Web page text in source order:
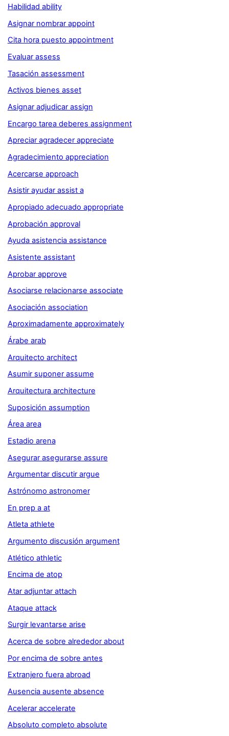
Habilidad ability
Asignar nombrar appoint
Cita hora puesto appointment
Evaluar assess
Tasación assessment
Activos bienes asset
Asignar adjudicar assign
Encargo tarea deberes assignment
Apreciar agradecer appreciate
Agradecimiento appreciation
Acercarse approach
Asistir ayudar assist a
Apropiado adecuado appropriate
Aprobación approval
Ayuda asistencia assistance
Asistente assistant
Aprobar approve
Asociarse relacionarse associate
Asociación association
Aproximadamente approximately
Árabe arab
Arquitecto architect
Asumir suponer assume
Arquitectura architecture
Suposición assumption
Área area
Estadio arena
Asegurar asegurarse assure
Argumentar discutir argue
Astrónomo astronomer
En prep a at
Atleta athlete
Argumento discusión argument
Atlético athletic
Encima de atop
Atar adjuntar attach
Ataque attack
Surgir levantarse arise
Acerca de sobre alrededor about
Por encima de sobre antes
Extranjero fuera abroad
Ausencia ausente absence
Acelerar accelerate
Absoluto completo absolute